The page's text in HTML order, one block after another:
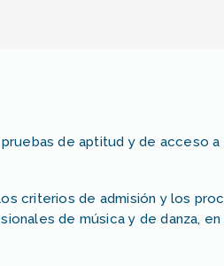
de aptitud y de acceso a
criterios de admisión y los
de música y de danza,